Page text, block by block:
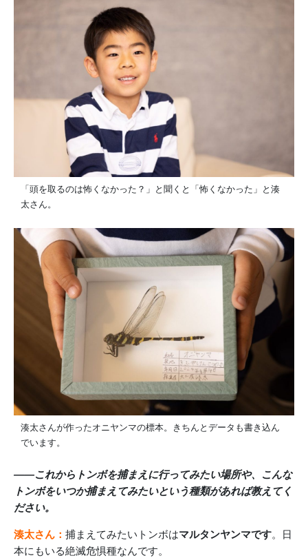
「頭を取るのは怖くなかった？」と聞くと「怖くなかった」と湊
太さん。
湊太さんが作ったオニヤンマの標本。きちんとデータも書き込ん
でいます。
――これからトンボを捕まえに行ってみたい場所や、こんな
トンボをいつか捕まえてみたいという種類があれば教えてく
ださい。
湊太さん： 捕まえてみたいトンボはマルタンヤンマです。日
本にもいる絶滅危惧種なんです。